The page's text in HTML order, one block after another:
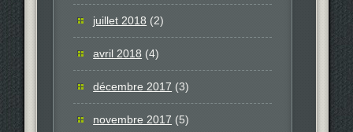
juillet 2018 (2)
avril 2018 (4)
décembre 2017 (3)
novembre 2017 (5)